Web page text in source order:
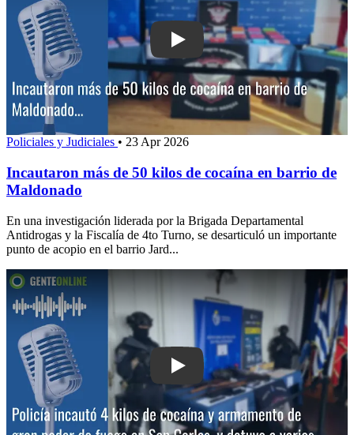
Play: Incautaron más de 50 kilos de
Policiales y Judiciales • 23 Apr 2026
Incautaron más de 50 kilos de cocaína en barrio de
Maldonado
En una investigación liderada por la Brigada Departamental
Antidrogas y la Fiscalía de 4to Turno, se desarticuló un importante
punto de acopio en el barrio Jard...
Play: Policía incautó 4 kilos de